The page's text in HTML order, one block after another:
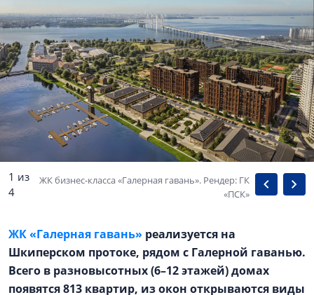
1 из
4
ЖК бизнес-класса «Галерная гавань». Рендер: ГК
«ПСК»
ЖК «Галерная гавань» реализуется на
Шкиперском протоке, рядом с Галерной гаванью.
Всего в разновысотных (6–12 этажей) домах
появятся 813 квартир, из окон открываются виды